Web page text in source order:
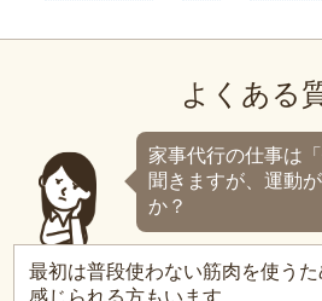
よくある
家事代行の仕事は
聞きますが、運動
か？
最初は普段使わない筋肉を使う
感じられる方もいます。